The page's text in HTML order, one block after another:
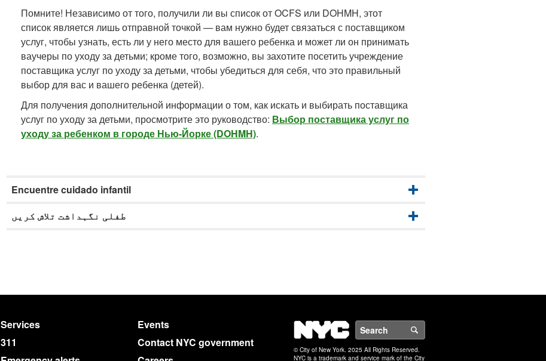
Помните! Независимо от того, получили ли вы список от OCFS или DOHMH, этот
список является лишь отправной точкой — вам нужно будет связаться с поставщиком
услуг, чтобы узнать, есть ли у него место для вашего ребенка и может ли он принимать
ваучеры по уходу за детьми; кроме того, возможно, вы захотите посетить учреждение
поставщика услуг по уходу за детьми, чтобы убедиться для себя, что это правильный
выбор для вас и вашего ребенка (детей).
Для получения дополнительной информации о том, как искать и выбирать поставщика
услуг по уходу за детьми, просмотрите это руководство: Выбор поставщика услуг по
уходу за ребенком в городе Нью-Йорке (DOHMH).
Encuentre cuidado infantil
طفلی نگہداشت تلاش کریں
Services
Events
311
Contact NYC government
NYC
© City of New York. 2025 All Rights Reserved.
NYC is a trademark and service mark of the City